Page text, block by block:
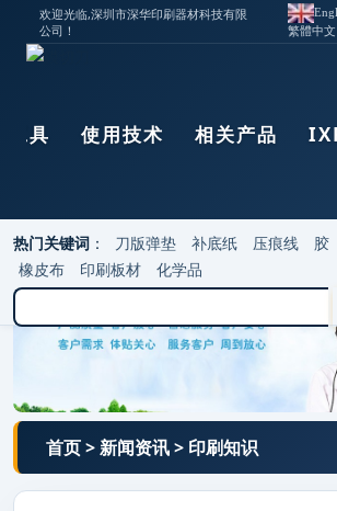
欢迎光临,深圳市深华印刷器材科技有限
公司！
繁體中文
工具 使用技术 相关产品
热门关键词 ： 刀版弹垫 补底纸 压痕线 胶
橡皮布
印刷板材 化学品
首页>新闻资讯> 印刷知识